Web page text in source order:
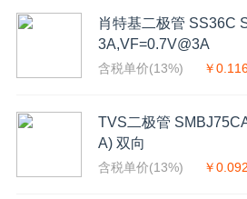
肖特基二极管 SS36C
3A,VF=0.7V@3A
含税单价(13%) ￥
TVS二极管
A) 双向
含税单价(13%) ￥0.092